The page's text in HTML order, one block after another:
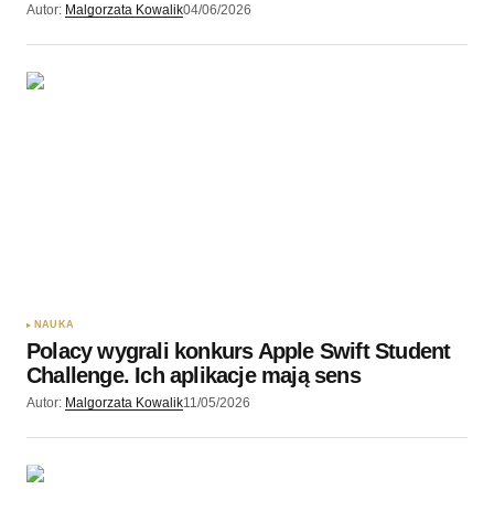
Autor: Malgorzata Kowalik04/06/2026
NAUKA
Polacy wygrali konkurs Apple Swift Student
Challenge. Ich aplikacje mają sens
Autor: Malgorzata Kowalik11/05/2026